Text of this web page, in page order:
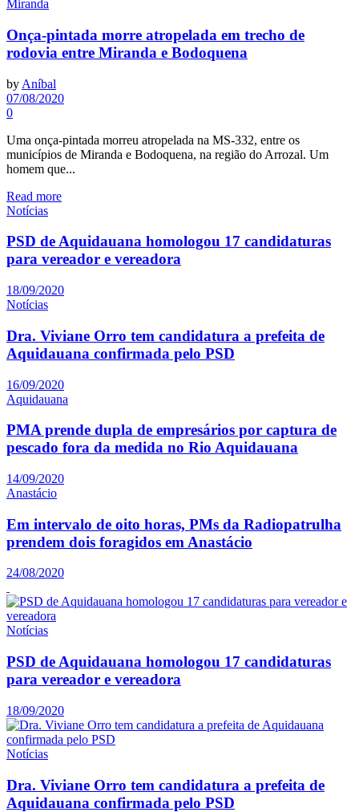
Miranda
Onça-pintada morre atropelada em trecho de
rodovia entre Miranda e Bodoquena
by Aníbal
07/08/2020
0
Uma onça-pintada morreu atropelada na MS-332, entre os
municípios de Miranda e Bodoquena, na região do Arrozal. Um
homem que...
Read more
Notícias
PSD de Aquidauana homologou 17 candidaturas
para vereador e vereadora
18/09/2020
Notícias
Dra. Viviane Orro tem candidatura a prefeita de
Aquidauana confirmada pelo PSD
16/09/2020
Aquidauana
PMA prende dupla de empresários por captura de
pescado fora da medida no Rio Aquidauana
14/09/2020
Anastácio
Em intervalo de oito horas, PMs da Radiopatrulha
prendem dois foragidos em Anastácio
24/08/2020
Notícias
PSD de Aquidauana homologou 17 candidaturas
para vereador e vereadora
18/09/2020
Notícias
Dra. Viviane Orro tem candidatura a prefeita de
Aquidauana confirmada pelo PSD